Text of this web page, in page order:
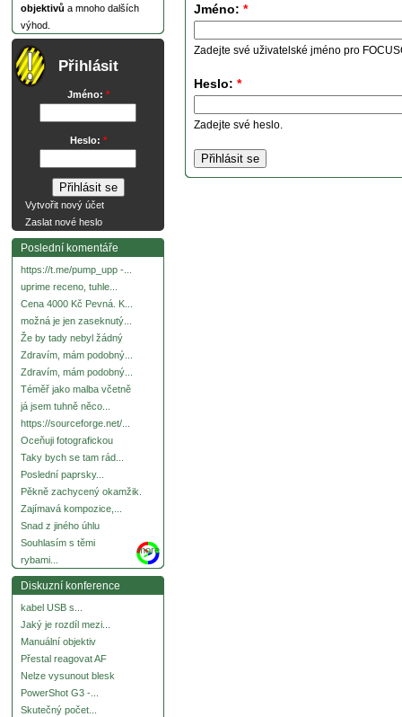
objektivů a mnoho dalších
výhod.
Přihlásit
Jméno: *
Heslo: *
Vytvořit nový účet
Zaslat nové heslo
Poslední komentáře
https://t.me/pump_upp -...
uprime receno, tuhle...
Cena 4000 Kč Pevná. K...
možná je jen zaseknutý...
Že by tady nebyl žádný
Zdravím, mám podobný...
Zdravím, mám podobný...
Téměř jako malba včetně
já jsem tuhně něco...
https://sourceforge.net/...
Oceňuji fotografickou
Taky bych se tam rád...
Poslední paprsky...
Pěkně zachycený okamžik.
Zajímavá kompozice,...
Snad z jiného úhlu
Souhlasím s těmi
rybami...
more
Diskuzní konference
kabel USB s...
Jaký je rozdíl mezi...
Manuální objektiv
Přestal reagovat AF
Nelze vysunout blesk
PowerShot G3 -...
Skutečný počet...
Jméno: *
Zadejte své uživatelské jméno pro
Heslo: *
Zadejte své heslo.